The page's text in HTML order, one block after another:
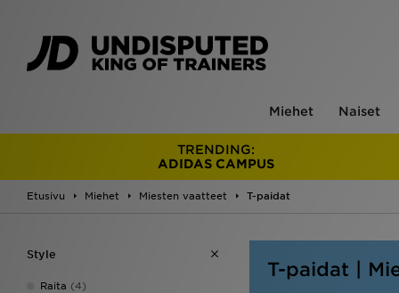
Miehet Naiset
TRENDING:
ADIDAS CAMPUS
Etusivu Miehet Miesten vaatteet T-paidat
Style
Raita (4)
T-paidat |